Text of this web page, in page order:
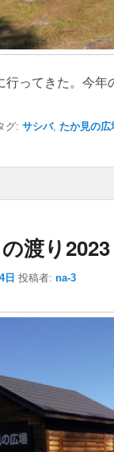
行ってきた。今年
グ: サシバ, たか見の広
渡り2023
日 投稿者: na-3